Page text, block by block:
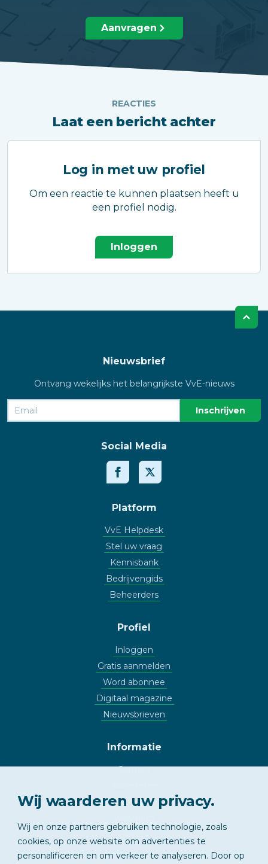
Aanvragen
REACTIES
Laat een bericht achter
Log in met uw profiel
Om een reactie te kunnen plaatsen heeft u
een profiel nodig.
Inloggen
Nieuwsbrief
Ontvang wekelijks het belangrijkste VvE-nieuws
Social Media
Platform
VvE Helpdesk
Stel uw vraag
Kennisbank
Bedrijvengids
Beheerders
Profiel
Inloggen
Gratis aanmelden
Word abonnee
Digitaal magazine
Nieuwsbrieven
Informatie
Contact
Copyright
Wij waarderen uw privacy.
Wij en onze partners gebruiken technologie, zoals
cookies, op onze website om advertenties te
personalificeren en om verkeer te analyseren. Door op